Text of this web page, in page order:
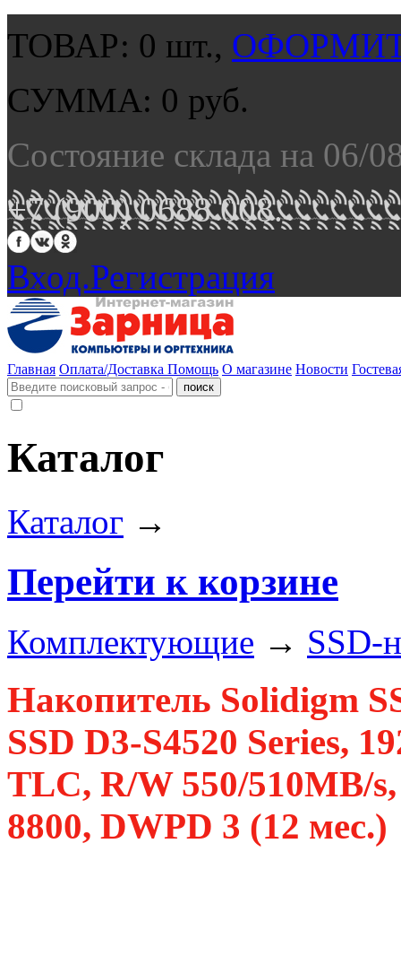
ТОВАР: 0 шт.,
СУММА: 0 руб.
Состояние склада на 06/
+7 (900) 0688 008.
Вход.Регистрация
Главная Оплата/Доставка Помощь О магазине Новости
Каталог
Каталог →
Перейти к корзине
Комплектующие → SSD-
Накопитель Solidigm
SSD D3-S4520 Series,
TLC, R/W 550/510MB/
8800, DWPD 3 (12 мес.)